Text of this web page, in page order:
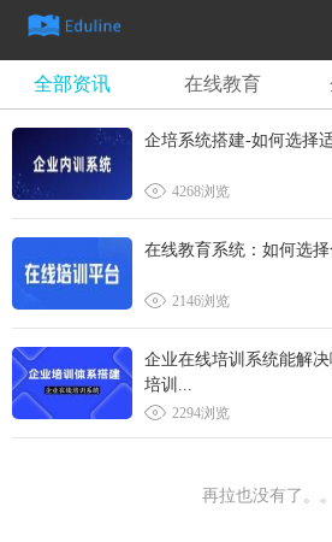
全部资讯 在线教育
企培系统搭建-如何选择
 4268浏览
在线教育系统：如何选
 2146浏览
企业在线培训系统能解
培训...
 2294浏览
再拉也没有了。。